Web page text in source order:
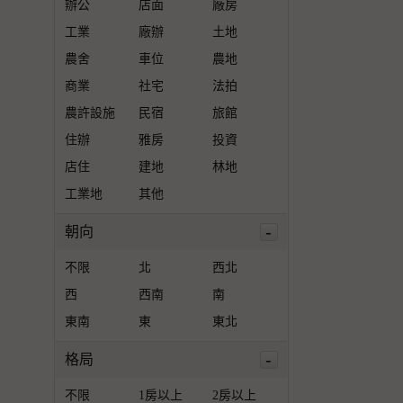
辦公 店面
廠房
工業
廠辦
土地
農舍
車位
農地
商業
社宅
法拍
農許設施
民宿
旅館
住辦
雅房
投資
店住
建地
林地
工業地
其他
朝向 -
不限 北
西北
西
西南
南
東南
東 東北
格局 -
不限 1房以上 2房以上